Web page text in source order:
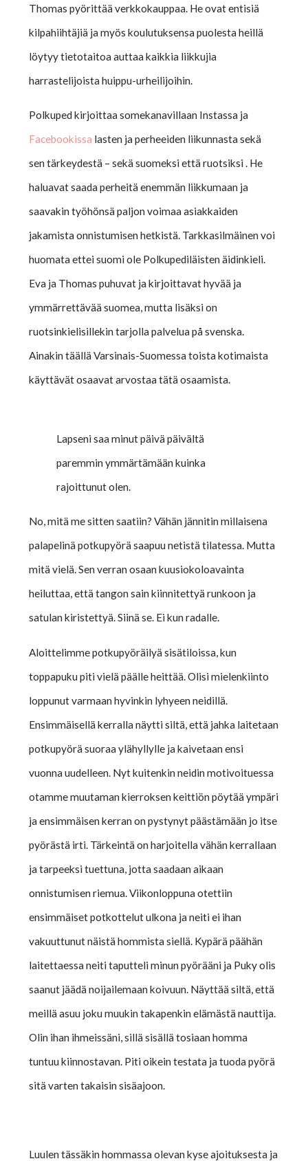
Thomas pyörittää verkkokauppaa. He ovat entisiä
kilpahiihtäjiä ja myös koulutuksensa puolesta heillä
löytyy tietotaitoa auttaa kaikkia liikkujia
harrastelijoista huippu-urheilijoihin.
Polkuped kirjoittaa somekanavillaan Instassa ja
Facebookissa lasten ja perheeiden liikunnasta sekä
sen tärkeydestä – sekä suomeksi että ruotsiksi . He
haluavat saada perheitä enemmän liikkumaan ja
saavakin työhönsä paljon voimaa asiakkaiden
jakamista onnistumisen hetkistä. Tarkkasilmäinen voi
huomata ettei suomi ole Polkupediläisten äidinkieli.
Eva ja Thomas puhuvat ja kirjoittavat hyvää ja
ymmärrettävää suomea, mutta lisäksi on
ruotsinkielisillekin tarjolla palvelua på svenska.
Ainakin täällä Varsinais-Suomessa toista kotimaista
käyttävät osaavat arvostaa tätä osaamista.
Lapseni saa minut päivä päivältä
paremmin ymmärtämään kuinka
rajoittunut olen.
No, mitä me sitten saatiin? Vähän jännitin millaisena
palapelinä potkupyörä saapuu netistä tilatessa. Mutta
mitä vielä. Sen verran osaan kuusiokoloavainta
heiluttaa, että tangon sain kiinnitettyä runkoon ja
satulan kiristettyä. Siinä se. Ei kun radalle.
Aloittelimme potkupyöräilyä sisätiloissa, kun
toppapuku piti vielä päälle heittää. Olisi mielenkiinto
loppunut varmaan hyvinkin lyhyeen neidillä.
Ensimmäisellä kerralla näytti siltä, että jahka laitetaan
potkupyörä suoraa ylähyllylle ja kaivetaan ensi
vuonna uudelleen. Nyt kuitenkin neidin motivoituessa
otamme muutaman kierroksen keittiön pöytää ympäri
ja ensimmäisen kerran on pystynyt päästämään jo itse
pyörästä irti. Tärkeintä on harjoitella vähän kerrallaan
ja tarpeeksi tuettuna, jotta saadaan aikaan
onnistumisen riemua. Viikonloppuna otettiin
ensimmäiset potkottelut ulkona ja neiti ei ihan
vakuuttunut näistä hommista siellä. Kypärä päähän
laitettaessa neiti taputteli minun pyörääni ja Puky olis
saanut jäädä noijailemaan koivuun. Näyttää siltä, että
meillä asuu joku muukin takapenkin elämästä nauttija.
Olin ihan ihmeissäni, sillä sisällä tosiaan homma
tuntuu kiinnostavan. Piti oikein testata ja tuoda pyörä
sitä varten takaisin sisäajoon.
Luulen tässäkin hommassa olevan kyse ajoituksesta ja